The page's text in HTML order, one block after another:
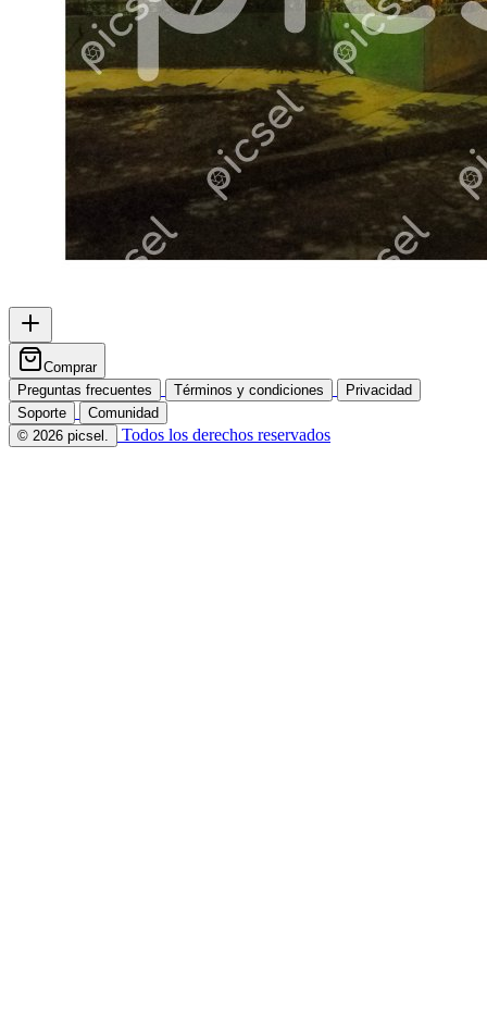
Comprar
Preguntas frecuentes
Términos y condiciones
Privacidad
Soporte
Comunidad
© 2026 picsel.
Todos los derechos reservados